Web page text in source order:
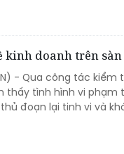
kinh doanh trên
- Qua công tác kiểm
thấy tình hình vi phạm
đoạn lại tinh vi và